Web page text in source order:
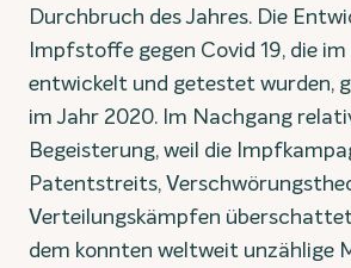
Durchbruch des Jahres. Die
Impfstoffe gegen Covid 19, die
entwickelt und getestet wurden,
im Jahr 2020. Im Nachgang
Begeisterung, weil die
Patentstreits,
Verteilungskämpfen
dem konnten weltweit unzählige